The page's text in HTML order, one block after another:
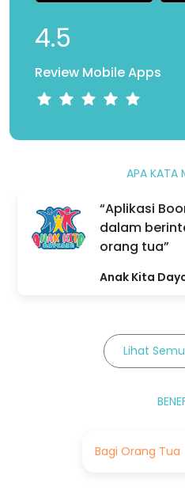
4.5
Review Mobile Apps
APA KATA
“Aplikasi
dalam
orang tua”
Anak Kita
Lihat
Bagi Orang Tua